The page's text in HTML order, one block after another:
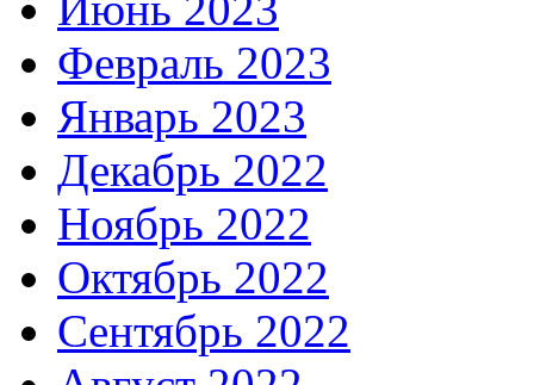
Февраль 2023
Январь 2023
Декабрь 2022
Ноябрь 2022
Октябрь 2022
Сентябрь 2022